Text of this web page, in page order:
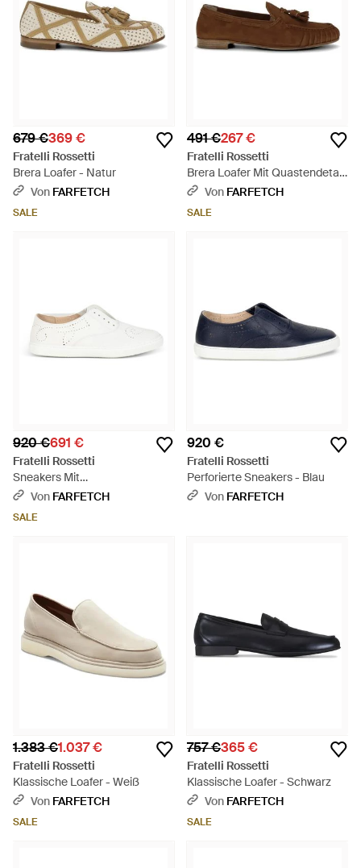
679 €369 €
Fratelli Rossetti
Brera Loafer - Natur
Von FARFETCH
SALE
491 €267 €
Fratelli Rossetti
Brera Loafer Mit Quastendetail
- Braun
Von FARFETCH
SALE
920 €691 €
Fratelli Rossetti
Sneakers Mit
Budapestermuster - Weiß
Von FARFETCH
SALE
920 €
Fratelli Rossetti
Perforierte Sneakers - Blau
Von FARFETCH
1.383 €1.037 €
Fratelli Rossetti
Klassische Loafer - Weiß
Von FARFETCH
SALE
757 €365 €
Fratelli Rossetti
Klassische Loafer - Schwarz
Von FARFETCH
SALE